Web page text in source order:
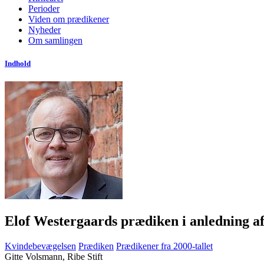
Perioder
Viden om prædikener
Nyheder
Om samlingen
Indhold
Elof Westergaards prædiken i anledning
Kvindebevægelsen Prædiken Prædikener fra 2000-tallet
Gitte Volsmann, Ribe Stift